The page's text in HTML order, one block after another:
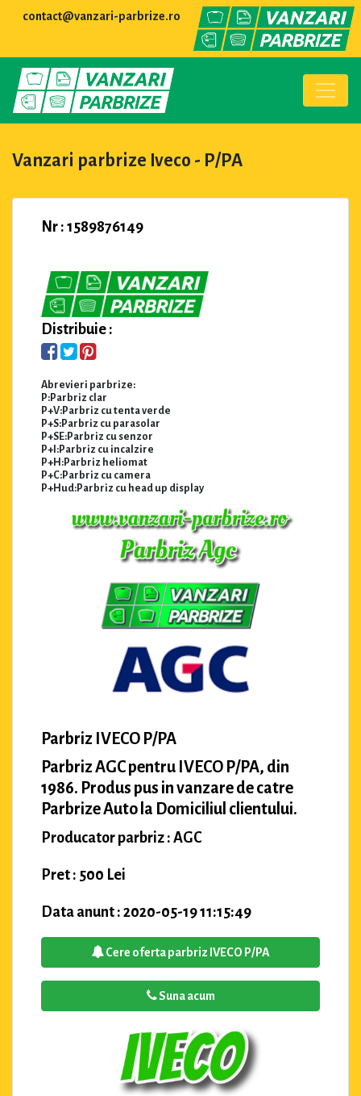
contact@vanzari-parbrize.ro
Vanzari parbrize Iveco - P/PA
Nr : 1589876149
Distribuie :
Abrevieri parbrize:
P:Parbriz clar
P+V:Parbriz cu tenta verde
P+S:Parbriz cu parasolar
P+SE:Parbriz cu senzor
P+I:Parbriz cu incalzire
P+H:Parbriz heliomat
P+C:Parbriz cu camera
P+Hud:Parbriz cu head up display
Parbriz IVECO P/PA
Parbriz AGC pentru IVECO P/PA, din
1986. Produs pus in vanzare de catre
Parbrize Auto la Domiciliul clientului.
Producator parbriz : AGC
Pret : 500 Lei
Data anunt : 2020-05-19 11:15:49
Cere oferta parbriz IVECO P/PA
Suna acum